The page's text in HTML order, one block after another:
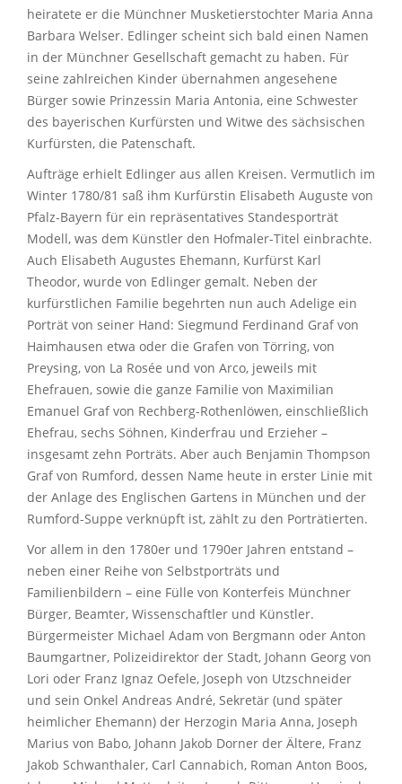
heiratete er die Münchner Musketierstochter Maria Anna
Barbara Welser. Edlinger scheint sich bald einen Namen
in der Münchner Gesellschaft gemacht zu haben. Für
seine zahlreichen Kinder übernahmen angesehene
Bürger sowie Prinzessin Maria Antonia, eine Schwester
des bayerischen Kurfürsten und Witwe des sächsischen
Kurfürsten, die Patenschaft.
Aufträge erhielt Edlinger aus allen Kreisen. Vermutlich im
Winter 1780/81 saß ihm Kurfürstin Elisabeth Auguste von
Pfalz-Bayern für ein repräsentatives Standesporträt
Modell, was dem Künstler den Hofmaler-Titel einbrachte.
Auch Elisabeth Augustes Ehemann, Kurfürst Karl
Theodor, wurde von Edlinger gemalt. Neben der
kurfürstlichen Familie begehrten nun auch Adelige ein
Porträt von seiner Hand: Siegmund Ferdinand Graf von
Haimhausen etwa oder die Grafen von Törring, von
Preysing, von La Rosée und von Arco, jeweils mit
Ehefrauen, sowie die ganze Familie von Maximilian
Emanuel Graf von Rechberg-Rothenlöwen, einschließlich
Ehefrau, sechs Söhnen, Kinderfrau und Erzieher –
insgesamt zehn Porträts. Aber auch Benjamin Thompson
Graf von Rumford, dessen Name heute in erster Linie mit
der Anlage des Englischen Gartens in München und der
Rumford-Suppe verknüpft ist, zählt zu den Porträtierten.
Vor allem in den 1780er und 1790er Jahren entstand –
neben einer Reihe von Selbstporträts und
Familienbildern – eine Fülle von Konterfeis Münchner
Bürger, Beamter, Wissenschaftler und Künstler.
Bürgermeister Michael Adam von Bergmann oder Anton
Baumgartner, Polizeidirektor der Stadt, Johann Georg von
Lori oder Franz Ignaz Oefele, Joseph von Utzschneider
und sein Onkel Andreas André, Sekretär (und später
heimlicher Ehemann) der Herzogin Maria Anna, Joseph
Marius von Babo, Johann Jakob Dorner der Ältere, Franz
Jakob Schwanthaler, Carl Cannabich, Roman Anton Boos,